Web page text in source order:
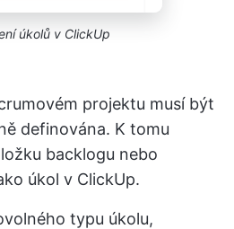
úkolů v ClickUp
projektu musí být
definována. K tomu
backlogu nebo
úkol v ClickUp.
typu úkolu,